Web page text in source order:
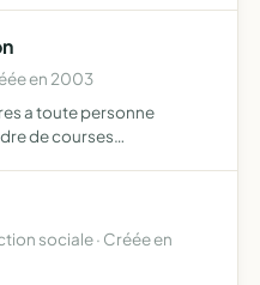
en 2003
a toute personne
de courses
sociale · Créée en